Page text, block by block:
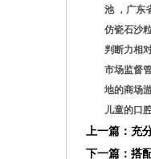
池 ，广东
仿瓷石沙
判断力相
市场监督
地的商场
儿童的口
上一篇： 充
下一篇： 搭